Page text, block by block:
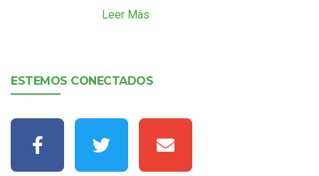
Leer Más
ESTEMOS CONECTADOS